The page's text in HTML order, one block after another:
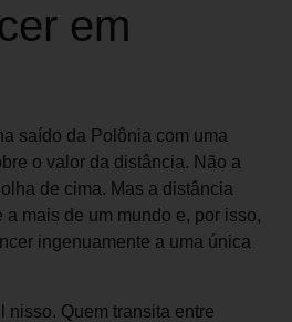
em
saído da Polônia com uma
o valor da distância. Não a
de cima. Mas a distância
mais de um mundo e, por isso,
ingenuamente a uma única
nisso. Quem transita entre